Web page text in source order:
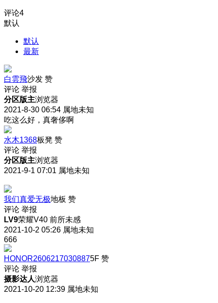
评论4
默认
默认
最新
白雲飛沙发 赞
评论 举报
分区版主浏览器
2021-8-30 06:54 属地未知
吃这么好，真奢侈啊
水木1368板凳 赞
评论 举报
分区版主浏览器
2021-9-1 07:01 属地未知
我们真爱无极地板 赞
评论 举报
LV9荣耀V40 前所未感
2021-10-2 05:26 属地未知
666
HONOR26062170308875F 赞
评论 举报
摄影达人浏览器
2021-10-20 12:39 属地未知